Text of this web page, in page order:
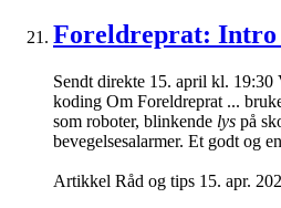
Foreldreprat:
Sendt direkte 15. april kl.
koding Om Foreldreprat ...
som roboter, blinkende lys på
bevegelsesalarmer. Et godt og
Artikkel Råd og tips 15. apr.